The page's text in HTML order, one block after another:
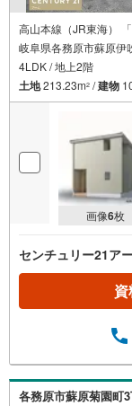
高山本線（JR東海）
岐阜県各務原市蘇原伊
4LDK / 地上2階
土地213.23m2 /建物
画像6枚
センチュリー21ア
各務原市蘇原菊園町3